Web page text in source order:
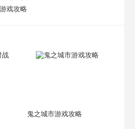
戏攻略
鬼之城市游戏攻略